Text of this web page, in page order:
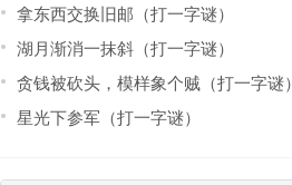
拿东西交换旧邮（打一字谜）
湖月渐消一抹斜（打一字谜）
贪钱被砍头，模样象个贼（打一字谜）
星光下参军（打一字谜）